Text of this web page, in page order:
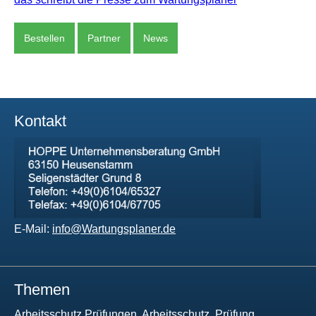
Bestellen Partner News
Kontakt
E-Mail: info@Wartungsplaner.de
Themen